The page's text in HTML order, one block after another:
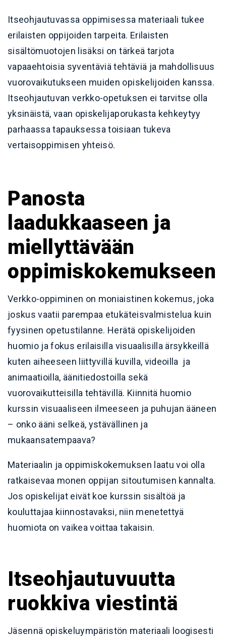
Itseohjautuvassa oppimisessa materiaali tukee
erilaisten oppijoiden tarpeita. Erilaisten
sisältömuotojen lisäksi on tärkeä tarjota
vapaaehtoisia syventäviä tehtäviä ja mahdollisuus
vuorovaikutukseen muiden opiskelijoiden kanssa.
Itseohjautuvan verkko-opetuksen ei tarvitse olla
yksinäistä, vaan opiskelijaporukasta kehkeytyy
parhaassa tapauksessa toisiaan tukeva
vertaisoppimisen yhteisö.
Panosta
laadukkaaseen ja
miellyttävään
oppimiskokemukseen
Verkko-oppiminen on moniaistinen kokemus, joka
joskus vaatii parempaa etukäteisvalmistelua kuin
fyysinen opetustilanne. Herätä opiskelijoiden
huomio ja fokus erilaisilla visuaalisilla ärsykkeillä
kuten aiheeseen liittyvillä kuvilla, videoilla ja
animaatioilla, äänitiedostoilla sekä
vuorovaikutteisilla tehtävillä. Kiinnitä huomio
kurssin visuaaliseen ilmeeseen ja puhujan ääneen
– onko ääni selkeä, ystävällinen ja
mukaansatempaava?
Materiaalin ja oppimiskokemuksen laatu voi olla
ratkaisevaa monen oppijan sitoutumisen kannalta.
Jos opiskelijat eivät koe kurssin sisältöä ja
kouluttajaa kiinnostavaksi, niin menetettyä
huomiota on vaikea voittaa takaisin.
Itseohjautuvuutta
ruokkiva viestintä
Jäsennä opiskeluympäristön materiaali loogisesti